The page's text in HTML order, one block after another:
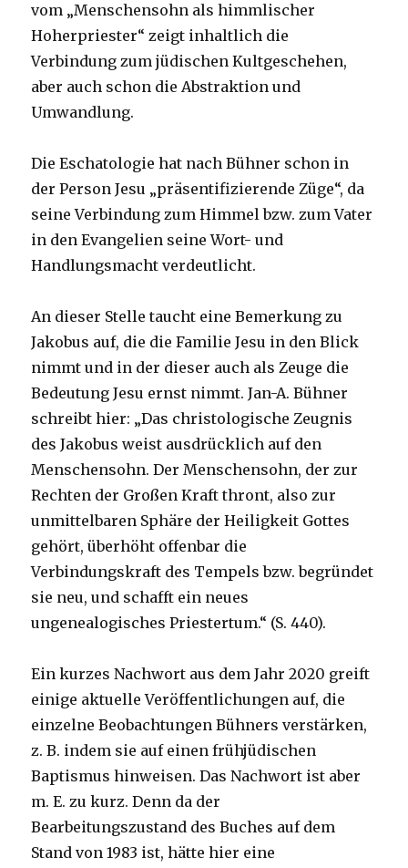
vom „Menschensohn als himmlischer
Hoherpriester“ zeigt inhaltlich die
Verbindung zum jüdischen Kultgeschehen,
aber auch schon die Abstraktion und
Umwandlung.
Die Eschatologie hat nach Bühner schon in
der Person Jesu „präsentifizierende Züge“, da
seine Verbindung zum Himmel bzw. zum Vater
in den Evangelien seine Wort- und
Handlungsmacht verdeutlicht.
An dieser Stelle taucht eine Bemerkung zu
Jakobus auf, die die Familie Jesu in den Blick
nimmt und in der dieser auch als Zeuge die
Bedeutung Jesu ernst nimmt. Jan-A. Bühner
schreibt hier: „Das christologische Zeugnis
des Jakobus weist ausdrücklich auf den
Menschensohn. Der Menschensohn, der zur
Rechten der Großen Kraft thront, also zur
unmittelbaren Sphäre der Heiligkeit Gottes
gehört, überhöht offenbar die
Verbindungskraft des Tempels bzw. begründet
sie neu, und schafft ein neues
ungenealogisches Priestertum.“ (S. 440).
Ein kurzes Nachwort aus dem Jahr 2020 greift
einige aktuelle Veröffentlichungen auf, die
einzelne Beobachtungen Bühners verstärken,
z. B. indem sie auf einen frühjüdischen
Baptismus hinweisen. Das Nachwort ist aber
m. E. zu kurz. Denn da der
Bearbeitungszustand des Buches auf dem
Stand von 1983 ist, hätte hier eine